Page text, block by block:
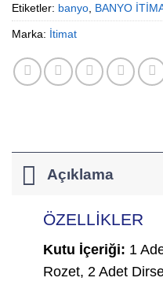
Etiketler: banyo BANYO
Marka: İtimat
Açıklama
ÖZELLİKLER
Kutu İçeriği: 1
Rozet, 2 Adet